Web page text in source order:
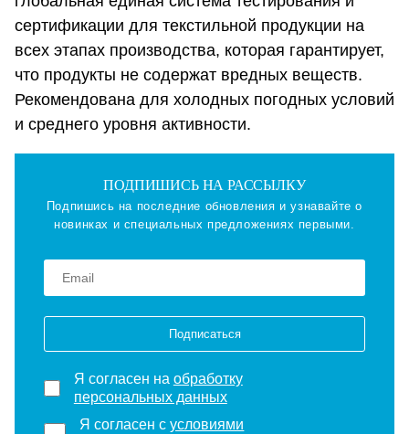
сертификации для текстильной продукции на
всех этапах производства, которая гарантирует,
что продукты не содержат вредных веществ.
Рекомендована для холодных погодных условий
и среднего уровня активности.
ПОДПИШИСЬ НА РАССЫЛКУ
Подпишись на последние обновления и узнавайте о
новинках и специальных предложениях первыми.
Подписаться
Я согласен на обработку
персональных данных
Я согласен сусловиями